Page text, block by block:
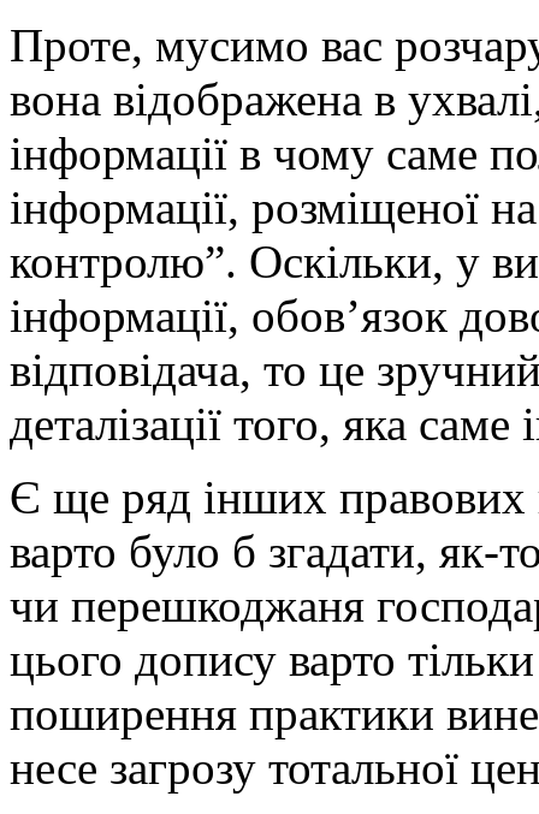
Проте, мусимо вас
вона відображена в
інформації в чому саме
інформації, розміщеної
контролю”. Оскільки, у
інформації, обов’язок
відповідача, то це
деталізації того, яка
Є ще ряд інших правових
варто було б згадати, як-
чи перешкоджаня
цього допису варто
поширення практики
несе загрозу тотальної